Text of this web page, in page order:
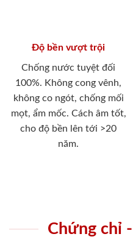
Độ bền vượt trội
Chống nước tuyệt đối
100%. Không cong vênh,
không co ngót, chống mối
mọt, ẩm mốc. Cách âm tốt,
cho độ bền lên tới >20
năm.
Chứng chỉ